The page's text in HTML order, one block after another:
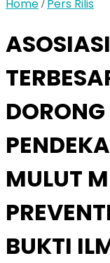
Home / Pers Rilis
MULUT
BUKTI